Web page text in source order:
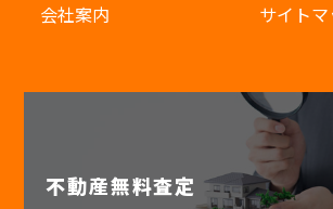
会社案内
サイト
不動産無料査定